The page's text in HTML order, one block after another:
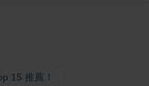
15 推薦！